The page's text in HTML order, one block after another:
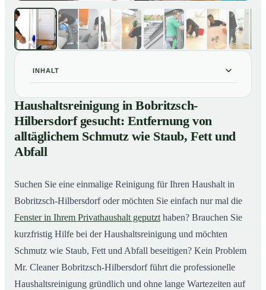
INHALT
Haushaltsreinigung in Bobritzsch-Hilbersdorf gesucht:
Entfernung von alltäglichem Schmutz wie Staub, Fett
und Abfall
02So läuft eine professionelle Haushaltsreinigung in
Haushaltsreinigung in Bobritzsch-
Hilbersdorf gesucht: Entfernung von
alltäglichem Schmutz wie Staub, Fett und
Abfall
Suchen Sie eine einmalige Reinigung für Ihren Haushalt in
Bobritzsch-Hilbersdorf oder möchten Sie einfach nur mal die
Fenster in Ihrem Privathaushalt geputzt haben? Brauchen Sie
kurzfristig Hilfe bei der Haushaltsreinigung und möchten
Schmutz wie Staub, Fett und Abfall beseitigen? Kein Problem
Mr. Cleaner Bobritzsch-Hilbersdorf führt die professionelle
Haushaltsreinigung gründlich und ohne lange Wartezeiten auf